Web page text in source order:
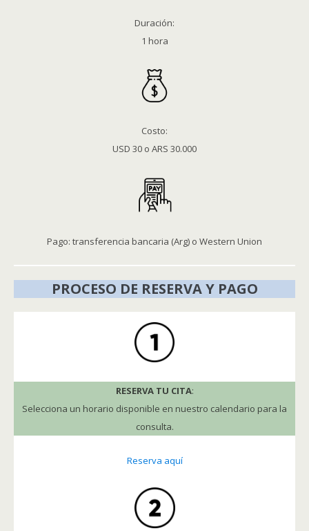
Duración:
1 hora
Costo:
USD 30 o ARS 30.000
Pago: transferencia bancaria (Arg) o Western Union
PROCESO DE RESERVA Y PAGO
RESERVA TU CITA:
Selecciona un horario disponible en nuestro calendario para la
consulta.
Reserva aquí